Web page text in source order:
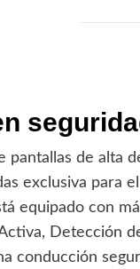
pantallas de alta
exclusiva para
equipado con
Detección
conducción